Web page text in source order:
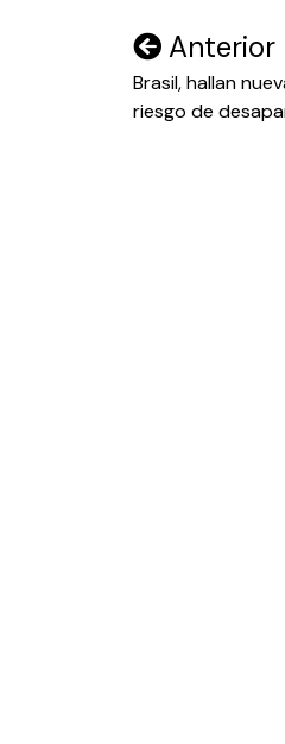
Navegación
de
entradas
Anterior
Brasil, hallan
riesgo de